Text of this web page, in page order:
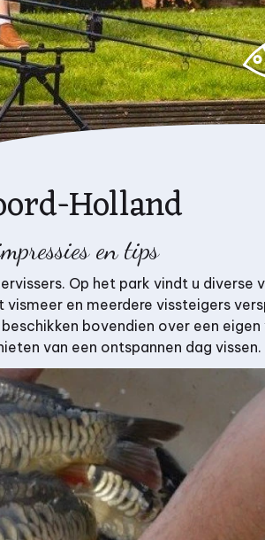
Holland
en tips
Op het park vindt u diverse
en meerdere vissteigers
bovendien over een eigen
van een ontspannen dag vissen.